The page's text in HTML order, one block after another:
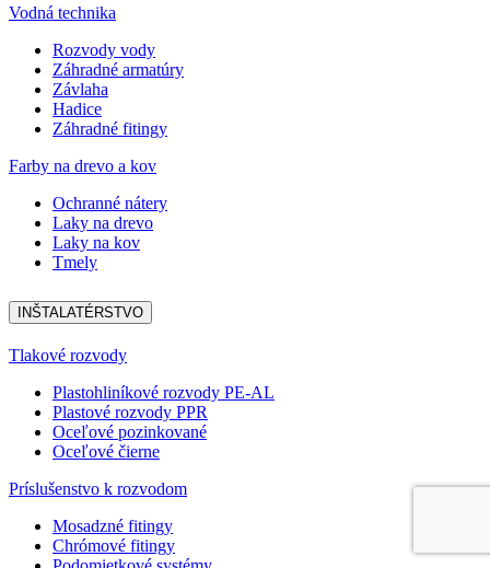
Vodná technika
Rozvody vody
Záhradné armatúry
Závlaha
Hadice
Záhradné fitingy
Farby na drevo a kov
Ochranné nátery
Laky na drevo
Laky na kov
Tmely
INŠTALATÉRSTVO
Tlakové rozvody
Plastohliníkové rozvody PE-AL
Plastové rozvody PPR
Oceľové pozinkované
Oceľové čierne
Príslušenstvo k rozvodom
Mosadzné fitingy
Chrómové fitingy